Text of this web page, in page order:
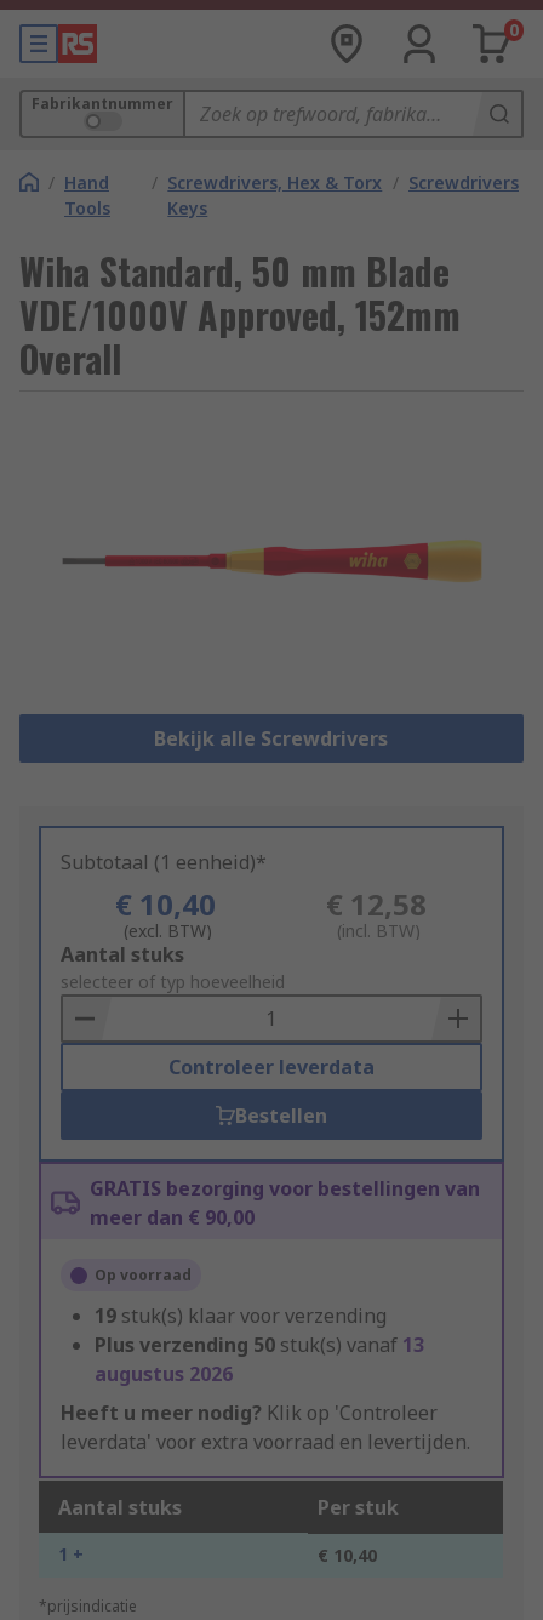
0
Fabrikantnummer
/ Hand
Tools
/ Screwdrivers, Hex & Torx
Keys
/ Screwdrivers
Wiha Standard, 50 mm Blade
VDE/1000V Approved, 152mm
Overall
Bekijk alle Screwdrivers
Subtotaal (1 eenheid)*
€ 10,40
(excl. BTW)
€ 12,58
(incl. BTW)
Add
to
Basket
Aantal stuks
selecteer of typ hoeveelheid
Controleer leverdata
Bestellen
GRATIS bezorging voor bestellingen van
meer dan € 90,00
Op voorraad
19 stuk(s) klaar voor verzending
Plus verzending 50 stuk(s) vanaf 13
augustus 2026
Heeft u meer nodig? Klik op 'Controleer
leverdata' voor extra voorraad en levertijden.
Aantal stuks Per stuk
1 + € 10,40
*prijsindicatie